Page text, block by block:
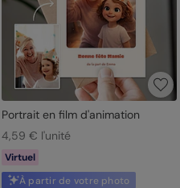
Portrait en film d'animation
4,59 € l'unité
Virtuel
À partir de votre photo